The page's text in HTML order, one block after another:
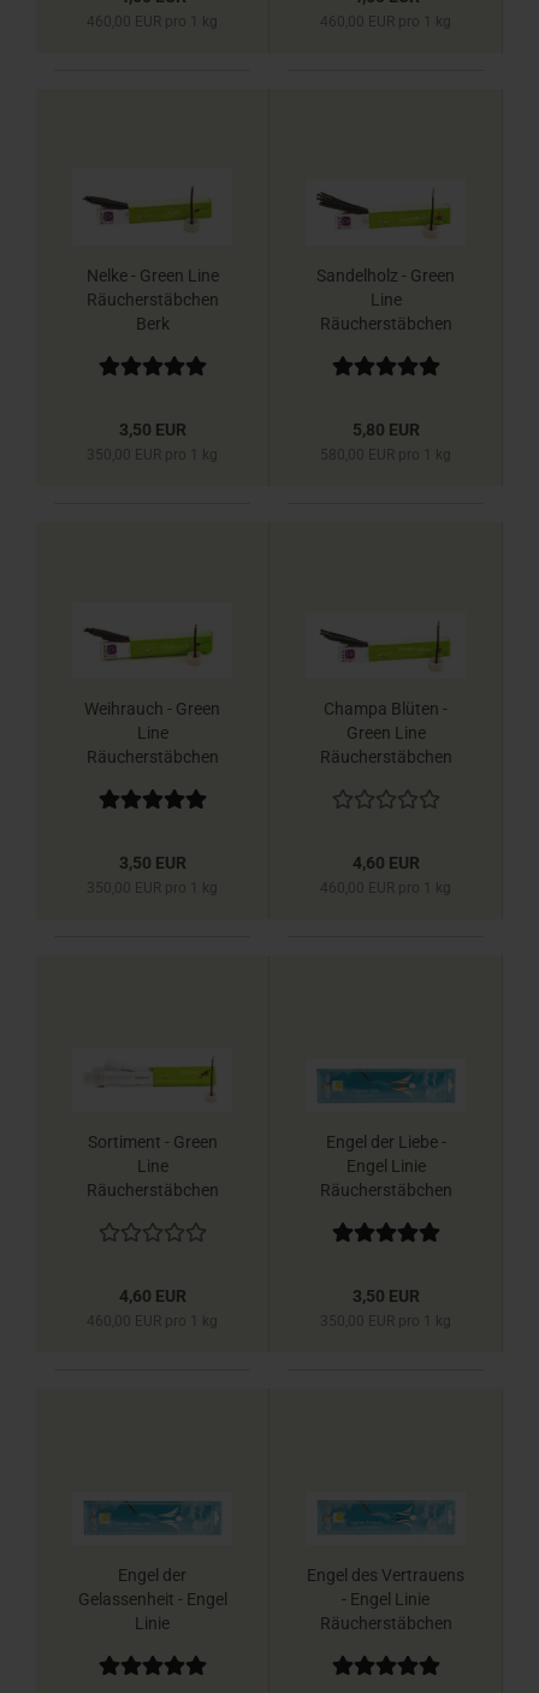
460,00 EUR pro 1 kg 460,00 EUR pro 1 kg
Nelke - Green Line
Räucherstäbchen
Berk
3,50 EUR
350,00 EUR pro 1 kg
Sandelholz - Green
Line
Räucherstäbchen
5,80 EUR
580,00 EUR pro 1 kg
Weihrauch - Green
Line
Räucherstäbchen
3,50 EUR
350,00 EUR pro 1 kg
Champa Blüten -
Green Line
Räucherstäbchen
4,60 EUR
460,00 EUR pro 1 kg
Sortiment - Green
Line
Räucherstäbchen
4,60 EUR
460,00 EUR pro 1 kg
Engel der Liebe -
Engel Linie
Räucherstäbchen
3,50 EUR
350,00 EUR pro 1 kg
Engel der
Gelassenheit - Engel
Linie
Berk
Engel des Vertrauens
- Engel Linie
Räucherstäbchen